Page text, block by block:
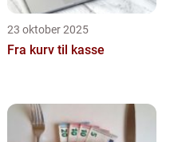
23 oktober 2025
Fra kurv til kasse